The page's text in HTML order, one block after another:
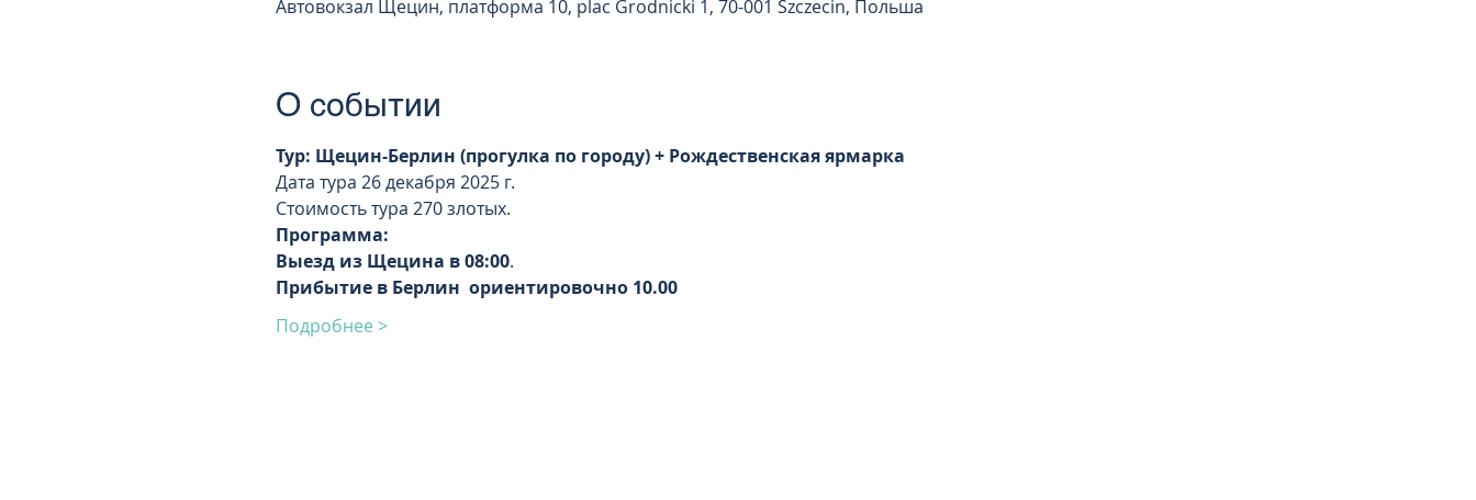
Автовокзал Щецин, платформа 10, plac Grodnicki 1, 70-001 Szczecin, Польша
О событии
Тур: Щецин-Берлин (прогулка по городу) + Рождественская ярмарка
Дата тура 26 декабря 2025 г.
Стоимость тура 270 злотых.
Программа:
Выезд из Щецина в 08:00.
Прибытие в Берлин  ориентировочно 10.00
Подробнее >